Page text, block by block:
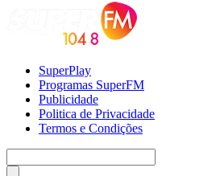
SuperPlay
Programas SuperFM
Publicidade
Politica de Privacidade
Termos e Condições